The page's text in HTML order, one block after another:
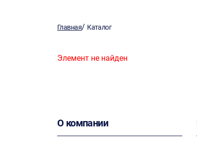
Главная/ Каталог
Элемент не найден
О компании